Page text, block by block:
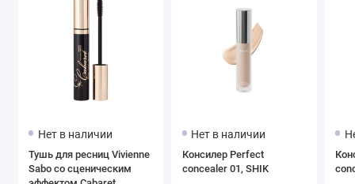
Нет в наличии
Тушь для ресниц Vivienne
Sabo со сценическим
Нет в наличии
Консилер Perfect
concealer 01, SHIK